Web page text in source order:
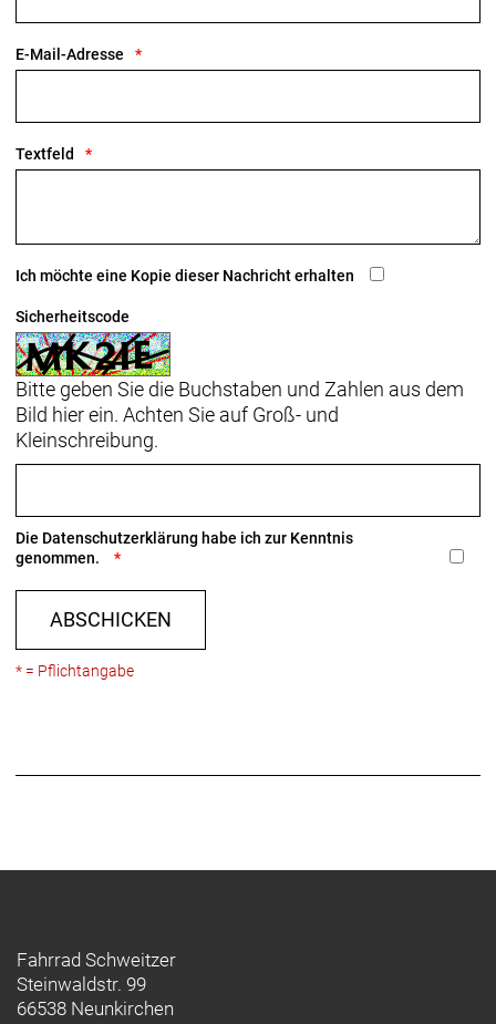
E-Mail-Adresse
Textfeld
Ich möchte eine Kopie dieser Nachricht erhalten
Sicherheitscode
Bitte geben Sie die Buchstaben und Zahlen aus dem
Bild hier ein. Achten Sie auf Groß- und
Kleinschreibung.
Die Datenschutzerklärung habe ich zur Kenntnis
genommen.
ABSCHICKEN
* = Pflichtangabe
Fahrrad Schweitzer
Steinwaldstr. 99
66538 Neunkirchen